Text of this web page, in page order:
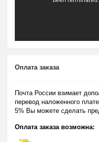
Оплата заказа
Почта России взимает
перевод наложенного
5% Вы можете сделать
Оплата заказа возможна: